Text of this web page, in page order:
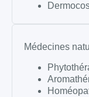
Médecines